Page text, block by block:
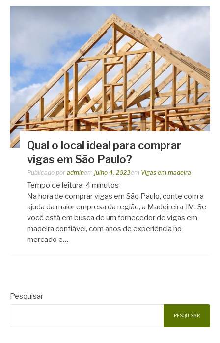
Qual o local ideal para comprar
vigas em São Paulo?
Publicado por adminem julho 4, 2023em Vigas em madeira
Tempo de leitura: 4 minutos
Na hora de comprar vigas em São Paulo, conte com a
ajuda da maior empresa da região, a Madeireira JM. Se
você está em busca de um fornecedor de vigas em
madeira confiável, com anos de experiência no
mercado e…
Pesquisar
PESQUISAR